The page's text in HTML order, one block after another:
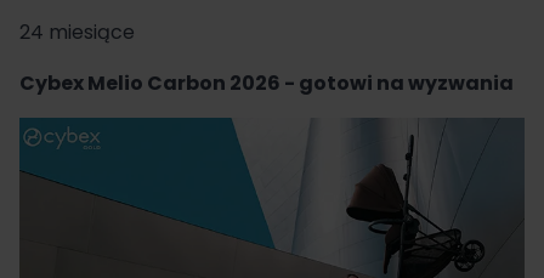
24 miesiące
Cybex Melio Carbon 2026 - gotowi na wyzwania